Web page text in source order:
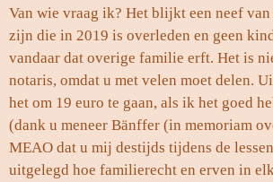
Van wie vraag ik? Het blijkt een neef
zijn die in 2019 is overleden en geen
vandaar dat overige familie erft. Het is
notaris, omdat u met velen moet delen.
het om 19 euro te gaan, als ik het goed
(dank u meneer Bänffer (in memoriam
MEAO dat u mij destijds tijdens de
uitgelegd hoe familierecht en erven in